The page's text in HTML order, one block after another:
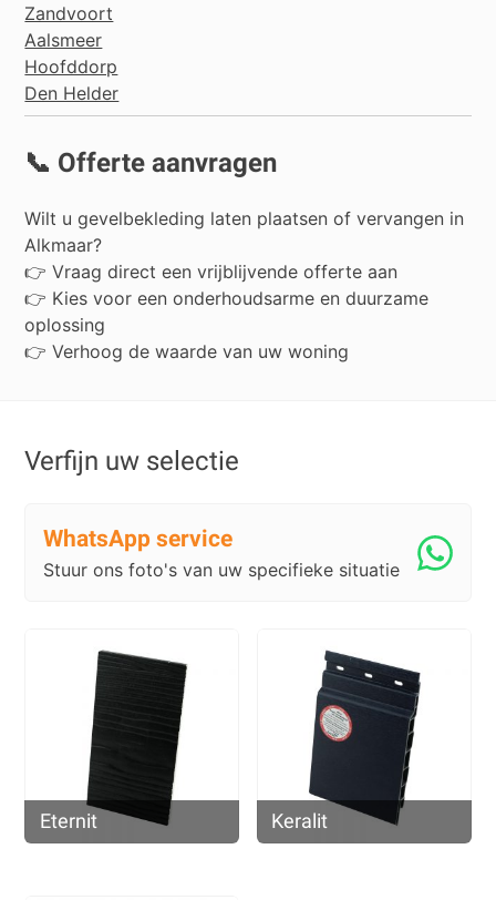
Zandvoort
Aalsmeer
Hoofddorp
Den Helder
📞 Offerte aanvragen
Wilt u gevelbekleding laten plaatsen of vervangen in
Alkmaar?
👉 Vraag direct een vrijblijvende offerte aan
👉 Kies voor een onderhoudsarme en duurzame
oplossing
👉 Verhoog de waarde van uw woning
Verfijn uw selectie
WhatsApp service
Stuur ons foto's van uw specifieke situatie
Eternit Keralit